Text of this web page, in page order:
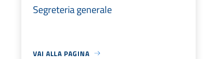
Segreteria generale
VAI ALLA PAGINA